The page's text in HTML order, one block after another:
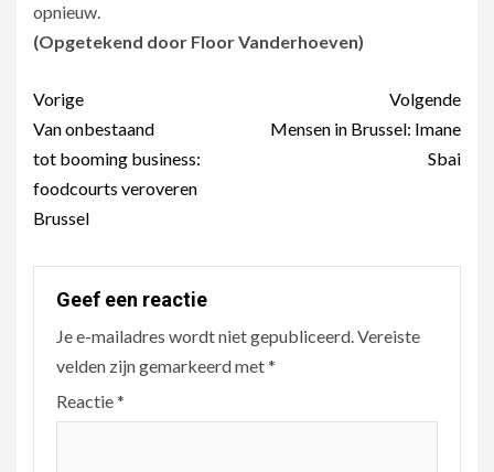
opnieuw.
(Opgetekend door Floor Vanderhoeven)
Berichtnavigatie
Vorige
Van onbestaand
tot booming business:
foodcourts veroveren
Brussel
Volgende
Mensen in Brussel: Imane
Sbai
Geef een reactie
Je e-mailadres wordt niet gepubliceerd.Vereiste
velden zijn gemarkeerd met*
Reactie*